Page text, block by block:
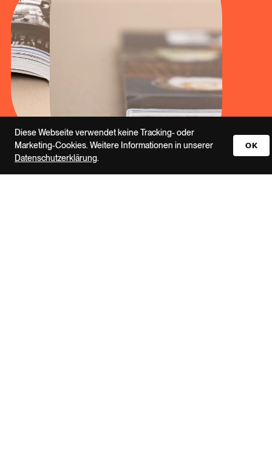
Diese Webseite verwendet keine Tracking- oder
Marketing-Cookies. Weitere Informationen in unserer
Datenschutzerklärung.
OK